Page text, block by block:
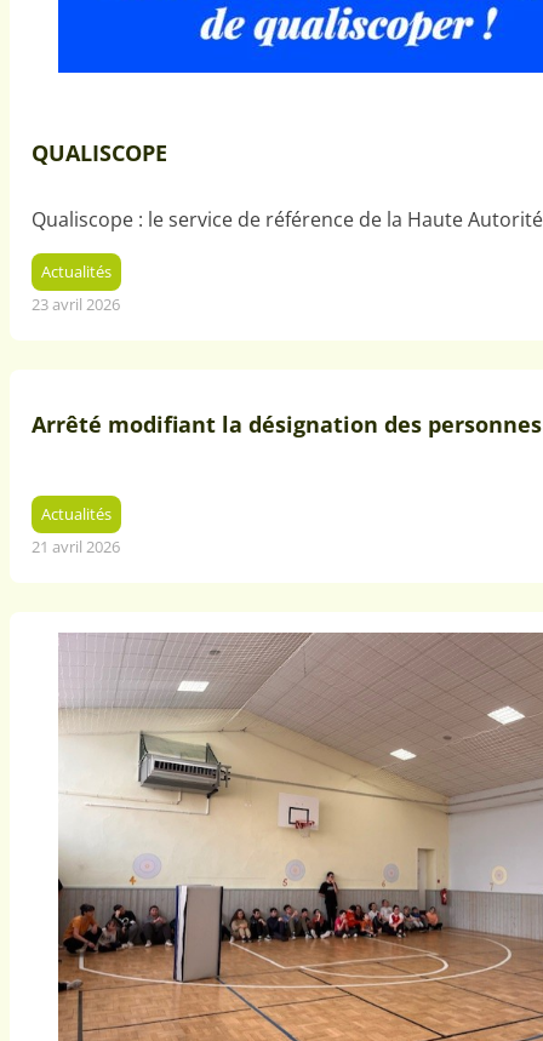
QUALISCOPE
Qualiscope : le service de référence de la Haute
Actualités
23 avril 2026
Arrêté modifiant la désignation des
Actualités
21 avril 2026